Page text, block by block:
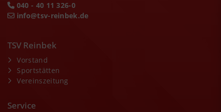
040 - 40 11 326-0
info@tsv-reinbek.de
TSV Reinbek
Vorstand
Sportstätten
Vereinszeitung
Service